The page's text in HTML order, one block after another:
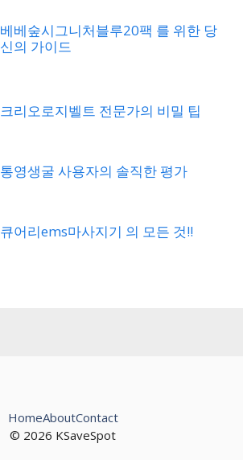
베베숲시그니처블루20팩 를 위한 당
신의 가이드
크리오로지벨트 전문가의 비밀 팁
통영생굴 사용자의 솔직한 평가
큐어리ems마사지기 의 모든 것!!
© 2026 KSaveSpot
HomeAboutContact